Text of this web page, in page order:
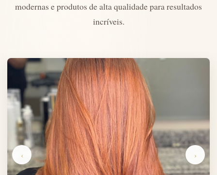
modernas e produtos de alta qualidade para resultados
incríveis.
‹ ›